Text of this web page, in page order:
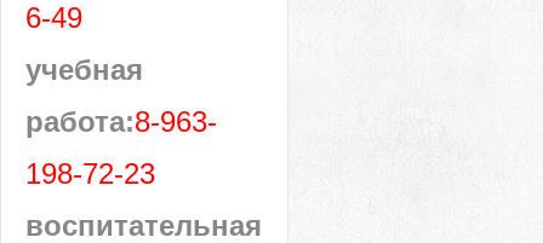
6-49
учебная
работа:8-963-
198-72-23
воспитательная